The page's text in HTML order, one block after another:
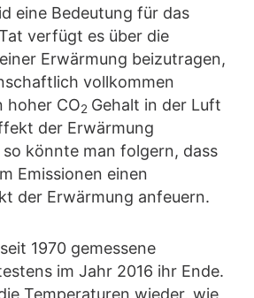
eine Bedeutung für das
verfügt es über die
Erwärmung beizutragen,
vollkommen
hoher CO2 Gehalt in der Luft
der Erwärmung
könnte man folgern, dass
Emissionen einen
der Erwärmung anfeuern.
1970 gemessene
im Jahr 2016 ihr Ende.
Temperaturen wieder, wie